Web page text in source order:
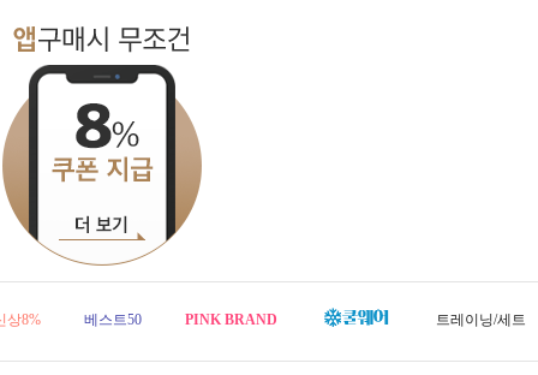
상8% 베스트50 PINK BRAND 트레이닝/세트